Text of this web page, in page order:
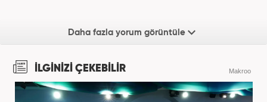
Daha fazla yorum görüntüle
İLGİNİZİ ÇEKEBİLİR Makroo